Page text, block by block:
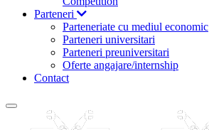
Parteneri
Parteneriate cu mediul economic
Parteneri universitari
Parteneri preuniversitari
Oferte angajare/internship
Contact